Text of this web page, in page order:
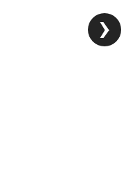
›